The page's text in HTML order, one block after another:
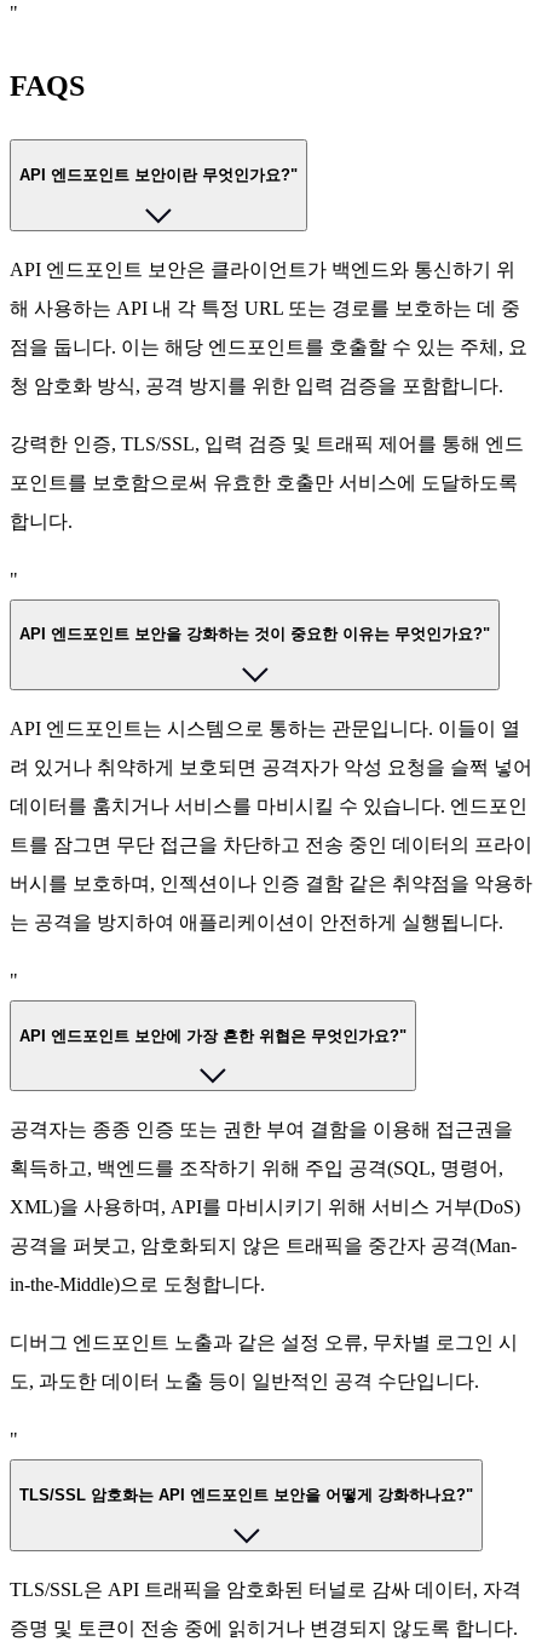
"
FAQS
API 엔드포인트 보안이란 무엇인가요?"
API 엔드포인트 보안은 클라이언트가 백엔드와 통신하기 위
해 사용하는 API 내 각 특정 URL 또는 경로를 보호하는 데 중
점을 둡니다. 이는 해당 엔드포인트를 호출할 수 있는 주체, 요
청 암호화 방식, 공격 방지를 위한 입력 검증을 포함합니다.
강력한 인증, TLS/SSL, 입력 검증 및 트래픽 제어를 통해 엔드
포인트를 보호함으로써 유효한 호출만 서비스에 도달하도록
합니다.
"
API 엔드포인트 보안을 강화하는 것이 중요한 이유는 무엇인가요?"
API 엔드포인트는 시스템으로 통하는 관문입니다. 이들이 열
려 있거나 취약하게 보호되면 공격자가 악성 요청을 슬쩍 넣어
데이터를 훔치거나 서비스를 마비시킬 수 있습니다. 엔드포인
트를 잠그면 무단 접근을 차단하고 전송 중인 데이터의 프라이
버시를 보호하며, 인젝션이나 인증 결함 같은 취약점을 악용하
는 공격을 방지하여 애플리케이션이 안전하게 실행됩니다.
"
API 엔드포인트 보안에 가장 흔한 위협은 무엇인가요?"
공격자는 종종 인증 또는 권한 부여 결함을 이용해 접근권을
획득하고, 백엔드를 조작하기 위해 주입 공격(SQL, 명령어,
XML)을 사용하며, API를 마비시키기 위해 서비스 거부(DoS)
공격을 퍼붓고, 암호화되지 않은 트래픽을 중간자 공격(Man-
in-the-Middle)으로 도청합니다.
디버그 엔드포인트 노출과 같은 설정 오류, 무차별 로그인 시
도, 과도한 데이터 노출 등이 일반적인 공격 수단입니다.
"
TLS/SSL 암호화는 API 엔드포인트 보안을 어떻게 강화하나요?"
TLS/SSL은 API 트래픽을 암호화된 터널로 감싸 데이터, 자격
증명 및 토큰이 전송 중에 읽히거나 변경되지 않도록 합니다.